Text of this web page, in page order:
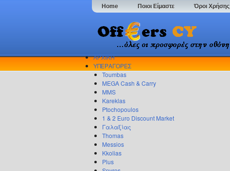
Home Ποιοι Είμαστε Όροι Χρήσης
ΑΡΧΙΚΗ
ΥΠΕΡΑΓΟΡΕΣ
Toumbas
MEGA Cash & Carry
MMS
Kareklas
Ptochopoulos
1 & 2 Euro Discount Market
Γαλαξίας
Thomas
Messios
Kkolias
Plus